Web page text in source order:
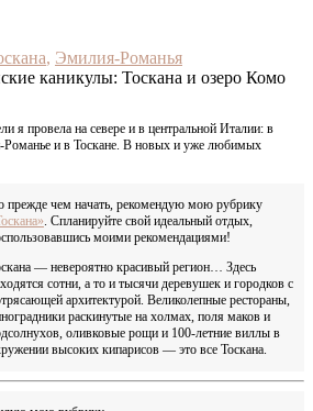
, Эмилия-Романья
каникулы: Тоскана и озеро Комо
я провела на севере и в центральной Италии: в
и в Тоскане. В новых и уже любимых
прежде чем начать, рекомендую мою рубрику
. Спланируйте свой идеальный отдых,
моими рекомендациями!
— невероятно красивый регион… Здесь
сотни, а то и тысячи деревушек и городков с
архитектурой. Великолепные рестораны,
раскинутые на холмах, поля маков и
оливковые рощи и 100-летние виллы в
высоких кипарисов — это все Тоскана.